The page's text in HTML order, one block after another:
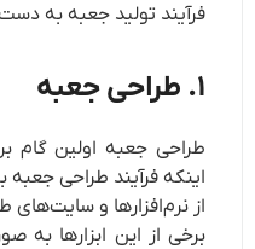
فرآیند تولید جعبه به
۱. طراحی جعبه
طراحی جعبه اولین گام
اینکه فرآیند طراحی
از نرم‌افزارها و
برخی از این ابزارها به